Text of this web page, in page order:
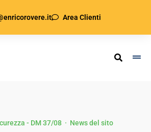
Area Clienti
- DM 37/08· News del sito